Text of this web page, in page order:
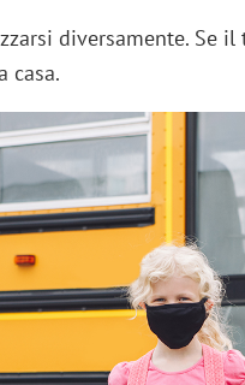
diversamente. Se
casa.